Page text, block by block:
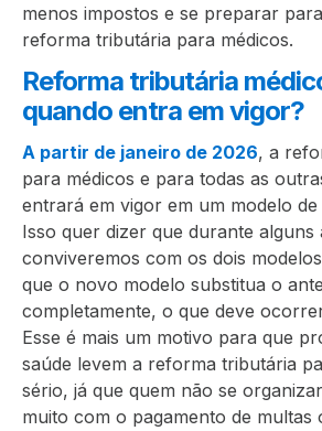
menos impostos e se preparar
reforma tributária para médicos.
Reforma tributária
quando entra em vigor?
A partir de janeiro de 2026, a
para médicos e para todas as
entrará em vigor em um modelo de
Isso quer dizer que durante alguns
conviveremos com os dois
que o novo modelo substitua o
completamente, o que deve
Esse é mais um motivo para que
saúde levem a reforma tributária
sério, já que quem não se
muito com o pagamento de multas